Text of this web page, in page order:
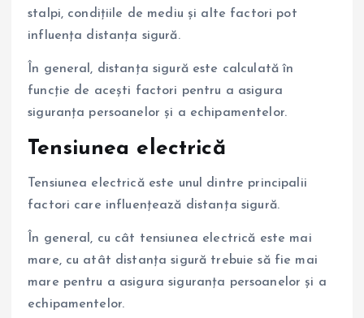
stalpi, condițiile de mediu și alte factori pot
influența distanța sigură.
În general, distanța sigură este calculată în
funcție de acești factori pentru a asigura
siguranța persoanelor și a echipamentelor.
Tensiunea electrică
Tensiunea electrică este unul dintre principalii
factori care influențează distanța sigură.
În general, cu cât tensiunea electrică este mai
mare, cu atât distanța sigură trebuie să fie mai
mare pentru a asigura siguranța persoanelor și a
echipamentelor.